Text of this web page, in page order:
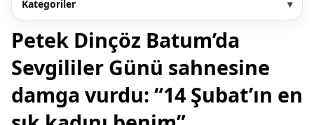
Kategoriler ▾
Petek Dinçöz Batum’da
Sevgililer Günü sahnesine
damga vurdu: “14 Şubat’ın en